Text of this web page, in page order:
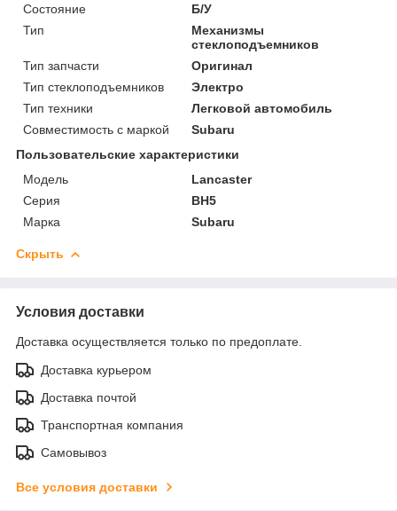
Состояние
Б/У
Тип
Механизмы
стеклоподъемников
Тип запчасти
Оригинал
Тип стеклоподъемников
Электро
Тип техники
Легковой автомобиль
Совместимость с маркой
Subaru
Пользовательские характеристики
Модель
Lancaster
Серия
BH5
Марка
Subaru
Скрыть
Условия доставки
Доставка осуществляется только по предоплате.
Доставка курьером
Доставка почтой
Транспортная компания
Самовывоз
Все условия доставки